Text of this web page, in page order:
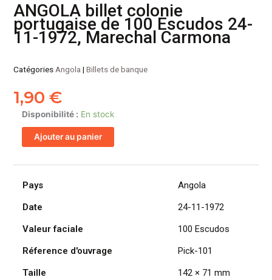
ANGOLA billet colonie
portugaise de 100 Escudos 24-
11-1972, Marechal Carmona
Catégories Angola |Billets de banque
1,90€
Disponibilité : En stock
quantité
de
ANGOLA
colonie
portugaise
100
24-
11-
Marechal
Ajouter au panier
Pays
Angola
Date
24-11-1972
Valeur faciale
100 Escudos
Réference d'ouvrage
Pick-101
Taille
142 × 71 mm